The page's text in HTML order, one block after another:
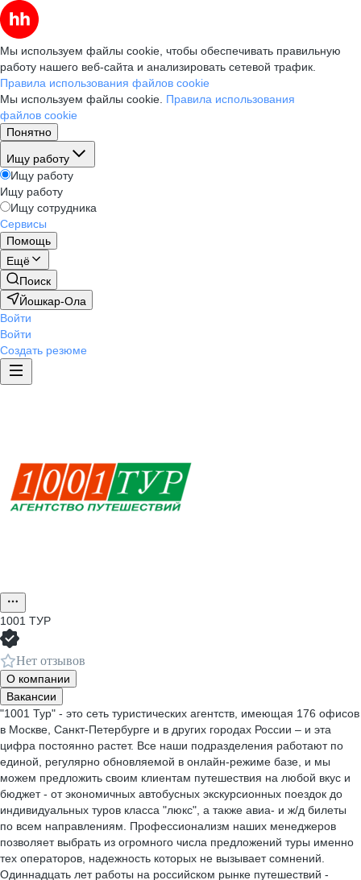
Мы используем файлы cookie, чтобы обеспечивать правильную
работу нашего веб-сайта и анализировать сетевой трафик.
Правила использования файлов cookie
Мы используем файлы cookie. Правила использования
файлов cookie
Понятно
Ищу работу
Ищу работу
Ищу работу
Ищу сотрудника
Сервисы
Помощь
Ещё
Поиск
Йошкар-Ола
Войти
Войти
Создать резюме
1001 ТУР
Нет отзывов
О компании
Вакансии
"1001 Тур" - это сеть туристических агентств, имеющая 176 офисов
в Москве, Санкт-Петербурге и в других городах России – и эта
цифра постоянно растет. Все наши подразделения работают по
единой, регулярно обновляемой в онлайн-режиме базе, и мы
можем предложить своим клиентам путешествия на любой вкус и
бюджет - от экономичных автобусных экскурсионных поездок до
индивидуальных туров класса "люкс", а также авиа- и ж/д билеты
по всем направлениям. Профессионализм наших менеджеров
позволяет выбрать из огромного числа предложений туры именно
тех операторов, надежность которых не вызывает сомнений.
Одиннадцать лет работы на российском рынке путешествий -